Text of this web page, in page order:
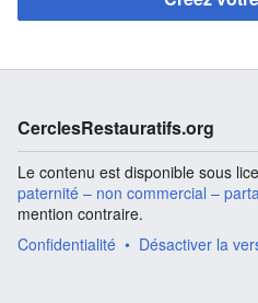
CerclesRestauratifs.org
Le contenu est disponible sous
paternité – non commercial –
mention contraire.
Confidentialité
Désactiver la